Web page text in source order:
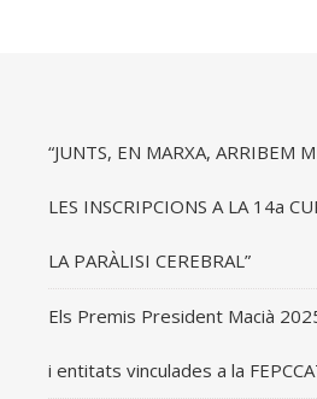
“JUNTS, EN MARXA, ARRIBEM
LES INSCRIPCIONS A LA 14a
LA PARÀLISI CEREBRAL”
Els Premis President Macià
i entitats vinculades a la